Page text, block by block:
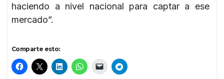
haciendo a nivel nacional para captar a ese
mercado”.
Comparte esto: